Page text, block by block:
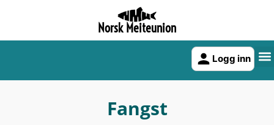
Norsk Meiteunion
Logg inn
Fangst